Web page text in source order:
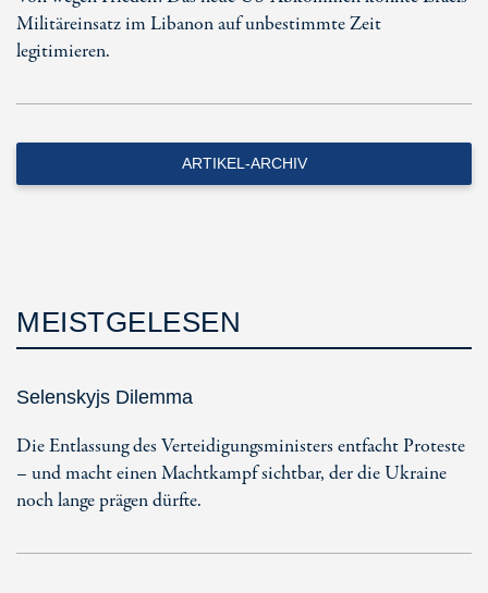
Militäreinsatz im Libanon auf unbestimmte Zeit
legitimieren.
ARTIKEL-ARCHIV
MEISTGELESEN
Selenskyjs Dilemma
Die Entlassung des Verteidigungsministers entfacht Proteste
– und macht einen Machtkampf sichtbar, der die Ukraine
noch lange prägen dürfte.